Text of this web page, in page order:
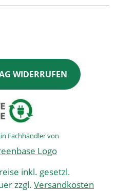
WIDERRUFEN
Fachhändler von
inkl. gesetzl.
zzgl. Versandkosten